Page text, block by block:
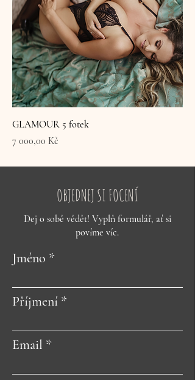
GLAMOUR 5 fotek
Cena
7 000,00 Kč
OBJEDNEJ SI FOCENÍ
Dej o sobě vědět! Vyplň formulář, ať si
povíme víc.
Jméno
Příjmení
Email